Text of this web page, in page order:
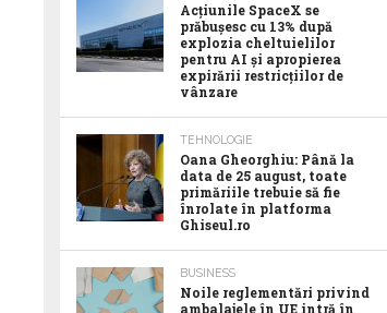
Acţiunile SpaceX se
prăbuşesc cu 13% după
explozia cheltuielilor
pentru AI şi apropierea
expirării restricţiilor de
vânzare
TEHNOLOGIE
Oana Gheorghiu: Până la
data de 25 august, toate
primăriile trebuie să fie
înrolate în platforma
Ghiseul.ro
BUSINESS
Noile reglementări privind
ambalajele în UE intră în